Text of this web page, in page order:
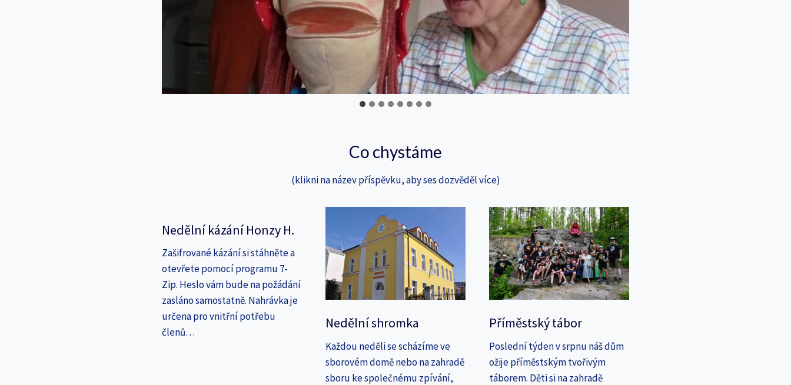
Co chystáme
(klikni na název příspěvku, aby ses dozvěděl více)
Nedělní kázání Honzy H.
Zašifrované kázání si stáhněte a
otevřete pomocí programu 7-
Zip. Heslo vám bude na požádání
zasláno samostatně. Nahrávka je
určena pro vnitřní potřebu
členů…
Nedělní shromka
Každou neděli se scházíme ve
sborovém domě nebo na zahradě
sboru ke společnému zpívání,
Příměstský tábor
Poslední týden v srpnu náš dům
ožije příměstským tvořivým
táborem. Děti si na zahradě